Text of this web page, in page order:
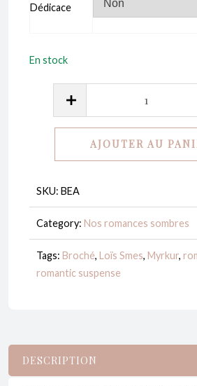
Dédicace
En stock
-
AJOUTER AU
SKU: BEA
Category: Nos romances sombres
Tags: Broché, Loïs Smes, Myrkur,
romantic suspense
DESCRIPTION